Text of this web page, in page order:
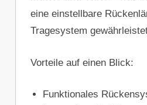
eine einstellbare
Tragesystem
Vorteile auf einen Blick:
Funktionales